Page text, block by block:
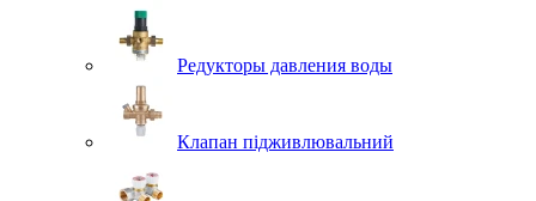
Редукторы давления воды
Клапан підживлювальний